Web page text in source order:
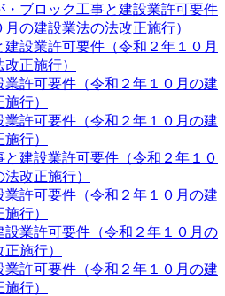
・ブロック工事と建設業許可要件
月の建設業法の法改正施行）
設業許可要件（令和２年１０月
正施行）
業許可要件（令和２年１０月の建
行）
業許可要件（令和２年１０月の建
行）
と建設業許可要件（令和２年１０
改正施行）
業許可要件（令和２年１０月の建
行）
設業許可要件（令和２年１０月の
施行）
業許可要件（令和２年１０月の建
行）